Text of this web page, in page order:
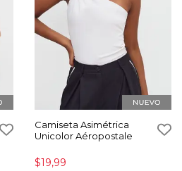
Camiseta Asimétrica
Unicolor Aéropostale
$19,99